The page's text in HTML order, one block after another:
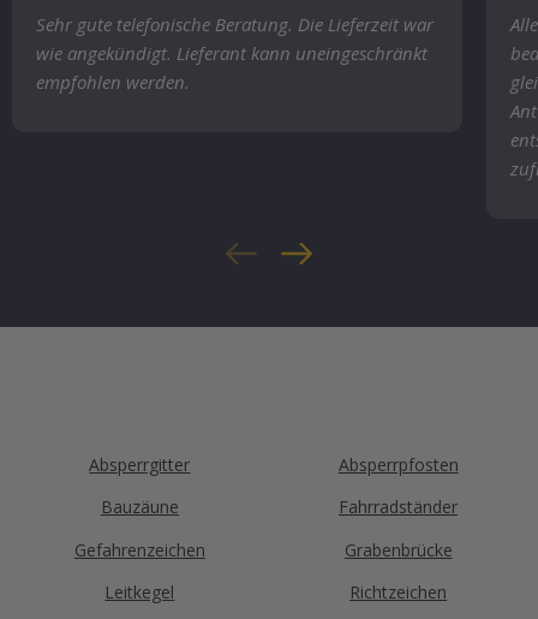
Sehr gute telefonische Beratung. Die Lieferzeit war
wie angekündigt. Lieferant kann uneingeschränkt
empfohlen werden.
Absperrgitter
Absperrpfosten
Bauzäune
Fahrradständer
Gefahrenzeichen
Grabenbrücke
Leitkegel
Richtzeichen